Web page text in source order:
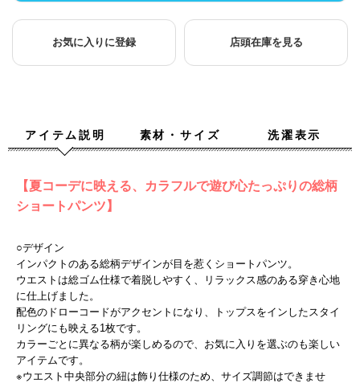
お気に入りに登録 店頭在庫を見る
アイテム説明 素材・サイズ 洗濯表示
【夏コーデに映える、カラフルで遊び心たっぷりの総柄
ショートパンツ】
○デザイン
インパクトのある総柄デザインが目を惹くショートパンツ。
ウエストは総ゴム仕様で着脱しやすく、リラックス感のある穿き心地
に仕上げました。
配色のドローコードがアクセントになり、トップスをインしたスタイ
リングにも映える1枚です。
カラーごとに異なる柄が楽しめるので、お気に入りを選ぶのも楽しい
アイテムです。
※ウエスト中央部分の紐は飾り仕様のため、サイズ調節はできませ